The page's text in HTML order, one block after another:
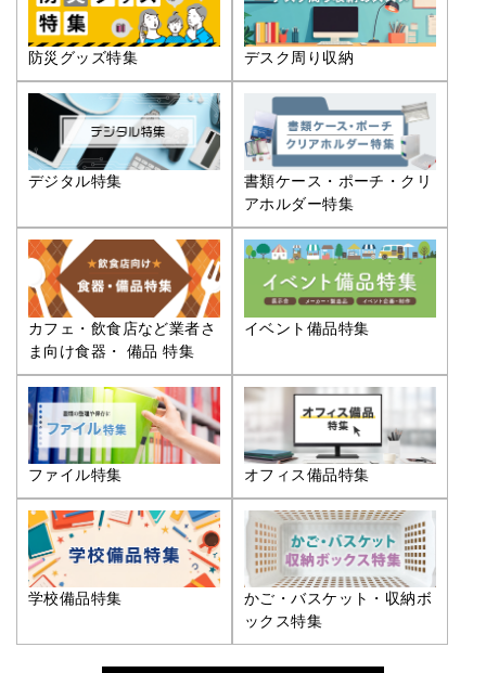
防災グッズ特集 デスク周り収納
デジタル特集
書類ケース・ポーチ・クリ
アホルダー特集
カフェ・飲食店など業者さ
ま向け食器・ 備品 特集
イベント備品特集
ファイル特集 オフィス備品特集
学校備品特集
かご・バスケット・収納ボ
ックス特集